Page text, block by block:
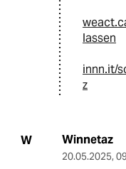
lassen
innn.it/
z
W Winnetaz
20.05.2025,